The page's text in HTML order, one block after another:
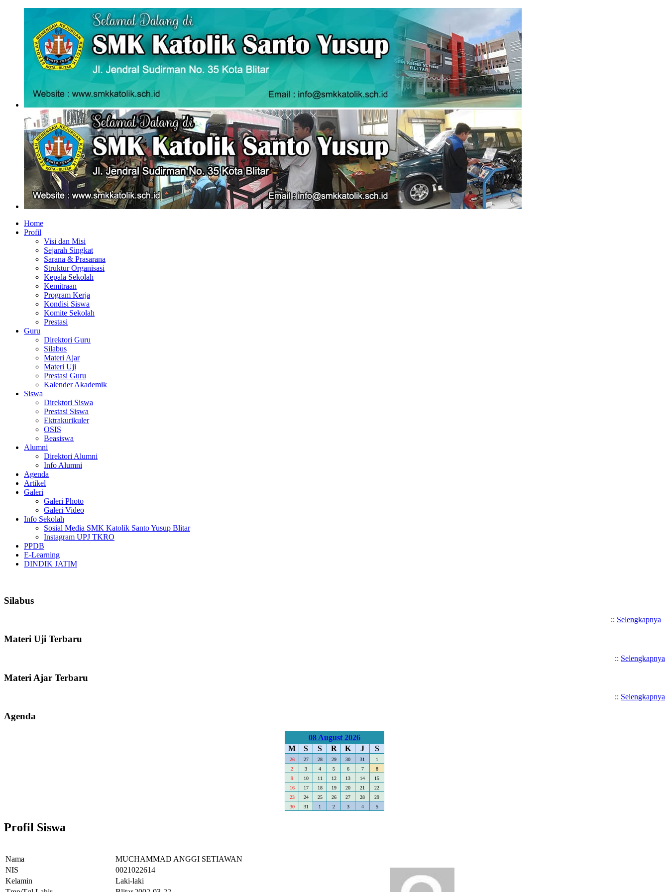
Home
Profil
Visi dan Misi
Sejarah Singkat
Sarana & Prasarana
Struktur Organisasi
Kepala Sekolah
Kemitraan
Program Kerja
Kondisi Siswa
Komite Sekolah
Prestasi
Guru
Direktori Guru
Silabus
Materi Ajar
Materi Uji
Prestasi Guru
Kalender Akademik
Siswa
Direktori Siswa
Prestasi Siswa
Ektrakurikuler
OSIS
Beasiswa
Alumni
Direktori Alumni
Info Alumni
Agenda
Artikel
Galeri
Galeri Photo
Galeri Video
Info Sekolah
Sosial Media SMK Katolik Santo Yusup Blitar
Instagram UPJ TKRO
PPDB
E-Learning
DINDIK JATIM
Silabus
:: Selengkapnya
Materi Uji Terbaru
:: Selengkapnya
Materi Ajar Terbaru
:: Selengkapnya
Agenda
08 August 2026
M
S S R K J S
26 27 28 29 30 31
1
2
3 4 5 6 7
8
9
10 11 12 13 14
15
16
17 18 19 20 21
22
23
24 25 26 27 28
29
30
31 1 2 3 4 5
Profil Siswa
Nama
MUCHAMMAD ANGGI SETIAWAN
NIS
0021022614
Kelamin
Laki-laki